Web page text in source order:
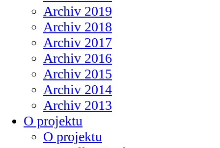
Archiv 2019
Archiv 2018
Archiv 2017
Archiv 2016
Archiv 2015
Archiv 2014
Archiv 2013
O projektu
O projektu